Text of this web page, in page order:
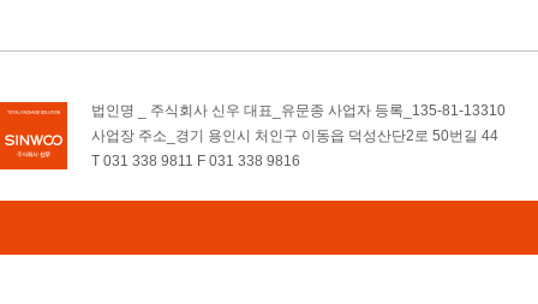
법인명 _ 주식회사 신우 대표_유문종 사업자 등록_135-81-13310
사업장 주소_경기 용인시 처인구 이동읍 덕성산단2로 50번길 44
T 031 338 9811 F 031 338 9816